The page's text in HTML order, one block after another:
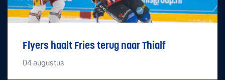
Flyers haalt Fries terug naar Thialf
04 augustus